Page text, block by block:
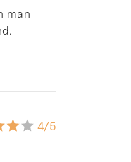
man
4/5